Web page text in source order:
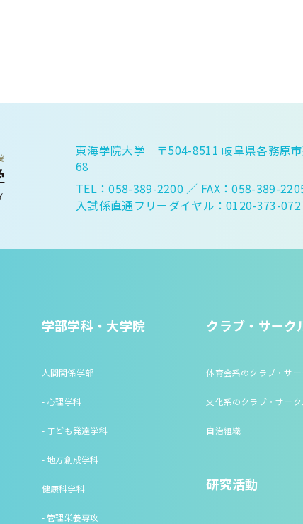
東海学院大学 〒504-8511 岐阜県各務原
68
TEL：058-389-2200 ／ FAX：058-389-
入試係直通フリーダイヤル：0120-373-072
学部学科・大学院
人間関係学部
- 心理学科
- 子ども発達学科
- 地方創成学科
健康科学科
- 管理栄養専攻
クラブ・サーク
体育会系のクラブ・サー
文化系のクラブ・サーク
自治組織
研究活動